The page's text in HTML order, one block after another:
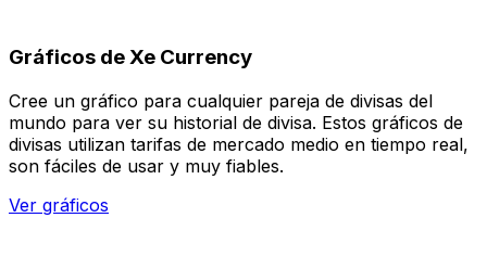
Gráficos de Xe Currency
Cree un gráfico para cualquier pareja de divisas del
mundo para ver su historial de divisa. Estos gráficos de
divisas utilizan tarifas de mercado medio en tiempo real,
son fáciles de usar y muy fiables.
Ver gráficos